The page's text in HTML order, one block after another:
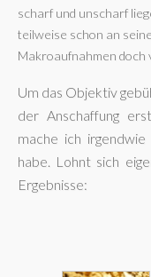
scharf und unscharf
teilweise schon an
Makroaufnahmen doch
Um das Objektiv
der Anschaffung
mache ich
habe. Lohnt sich
Ergebnisse: